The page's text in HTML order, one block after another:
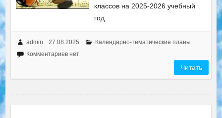
классов на 2025-2026 учебный
год.
admin 27.08.2025
Календарно-тематические планы
Комментариев нет
Читать